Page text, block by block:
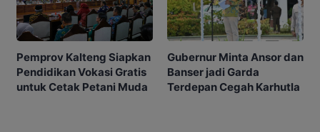
Pemprov Kalteng Siapkan
Pendidikan Vokasi Gratis
untuk Cetak Petani Muda
Gubernur Minta Ansor dan
Banser jadi Garda
Terdepan Cegah Karhutla